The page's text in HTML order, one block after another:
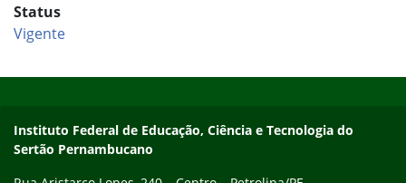
Status
Vigente
Endereço
Instituto Federal de Educação, Ciência e Tecnologia do
Sertão Pernambucano